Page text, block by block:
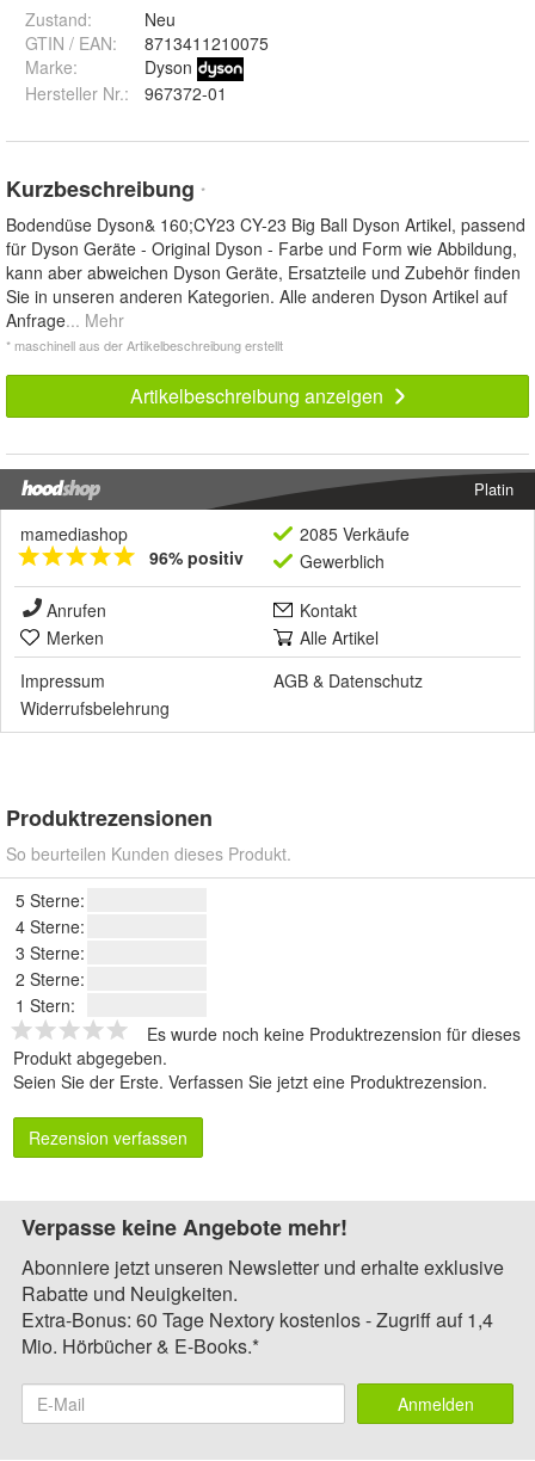
Zustand:
Neu
GTIN / EAN:
8713411210075
Marke:
Dyson
Hersteller Nr.:
967372-01
Kurzbeschreibung *
Bodendüse Dyson& 160;CY23 CY-23 Big Ball Dyson Artikel, passend
für Dyson Geräte - Original Dyson - Farbe und Form wie Abbildung,
kann aber abweichen Dyson Geräte, Ersatzteile und Zubehör finden
Sie in unseren anderen Kategorien. Alle anderen Dyson Artikel auf
Anfrage... Mehr
* maschinell aus der Artikelbeschreibung erstellt
Artikelbeschreibung anzeigen
Platin
mamediashop
96% positiv
2085 Verkäufe
Gewerblich
Anrufen
Kontakt
Merken
Alle Artikel
Impressum
AGB & Datenschutz
Widerrufsbelehrung
Produktrezensionen
So beurteilen Kunden dieses Produkt.
5 Sterne:
4 Sterne:
3 Sterne:
2 Sterne:
1 Stern:
Es wurde noch keine Produktrezension für dieses
Produkt abgegeben.
Seien Sie der Erste. Verfassen Sie jetzt eine Produktrezension.
Rezension verfassen
Verpasse keine Angebote mehr!
Abonniere jetzt unseren Newsletter und erhalte exklusive
Rabatte und Neuigkeiten.
Extra-Bonus: 60 Tage Nextory kostenlos - Zugriff auf 1,4
Mio. Hörbücher & E-Books.*
Anmelden